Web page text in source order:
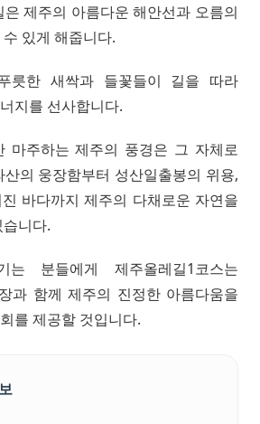
제주의 아름다운 해안선과 오름의
있게 해줍니다.
릇한 새싹과 들꽃들이 길을 따라
지를 선사합니다.
마주하는 제주의 풍경은 그 자체로
의 웅장함부터 성산일출봉의 위용,
바다까지 제주의 다채로운 자연을
니다.
분들에게 제주올레길1코스는
과 함께 제주의 진정한 아름다움을
를 제공할 것입니다.